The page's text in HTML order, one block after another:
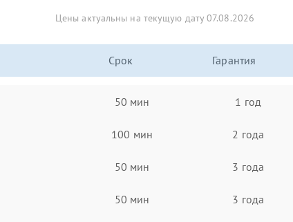
Цены актуальны на текущую дату 07.08.2026
Срок Гарантия
50 мин 1 год
100 мин 2 года
50 мин 3 года
50 мин 3 года